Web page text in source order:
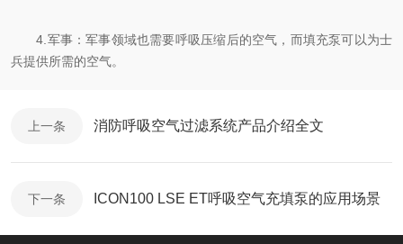
4.军事：军事领域也需要呼吸压缩后的空气，而填充泵可以为士
兵提供所需的空气。
上一条 消防呼吸空气过滤系统产品介绍全文
下一条 ICON100 LSE ET呼吸空气充填泵的应用场景